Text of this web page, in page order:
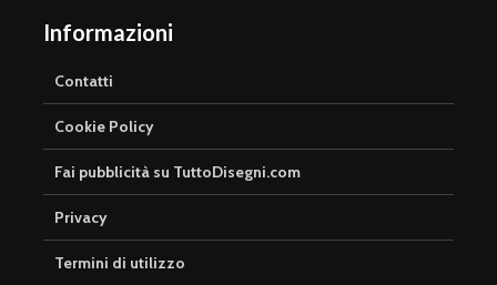
Informazioni
Contatti
Cookie Policy
Fai pubblicità su TuttoDisegni.com
Privacy
Termini di utilizzo